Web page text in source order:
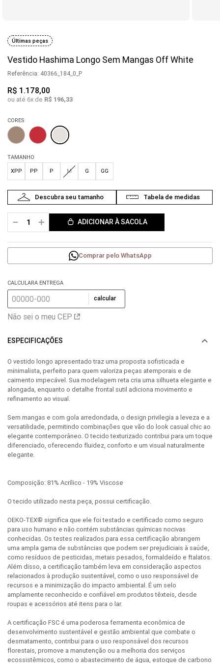
Últimas peças
Vestido Hashima Longo Sem Mangas Off White
Referência: 40366_184_0_P
R$ 1 .178,00
ou até 6x de R$ 196,33
CORES
TAMANHO
PP P M G GG
XPP
＋
－ ADICIONAR À SACOLA
Comprar pelo WhatsApp
CALCULARA ENTREGA
calcular
Não sei o meu CEP
ESPECIFICAÇÕES
O vestido longo apresentado traz uma proposta sofisticada e
minimalista, perfeito para quem valoriza peças atemporais e de
caimento impecável. Sua modelagem reta cria uma silhueta elegante e
alongada, enquanto o detalhe frontal sutil adiciona movimento e
refinamento ao visual.
Sem mangas e com gola arredondada, o design privilegia a leveza e a
versatilidade, permitindo combinações que vão do look casual chic ao
elegante contemporâneo. O tecido texturizado contribui para um toque
diferenciado, oferecendo fluidez, conforto e um visual naturalmente
elegante.
Composição: 81% Acrílico - 19% Viscose
O tecido utilizado nesta peça, possui certificação.
OEKO-TEX® significa que ele foi testado e certificado como seguro
para uso humano e não contém substâncias químicas nocivas
conhecidas. Os testes realizados para essa certificação abrangem
uma ampla gama de substâncias que podem ser prejudiciais à saúde,
como resíduos de pesticidas, metais pesados, formaldeído e ftalatos.
Além disso, a certificação também leva em consideração aspectos
relacionados à produção sustentável, como o uso responsável de
recursos e a minimização do impacto ambiental. É um selo
amplamente reconhecido e confiável em produtos têxteis, desde
roupas e acessórios até itens para o lar.
A certificação FSC é uma poderosa ferramenta econômica de
desenvolvimento sustentável e gestão ambiental que combate o
desmatamento, contribui para o uso responsável dos recursos
florestais, promove a manutenção ou a melhoria dos serviços
ecossistêmicos, como o abastecimento de água, estoque de carbono